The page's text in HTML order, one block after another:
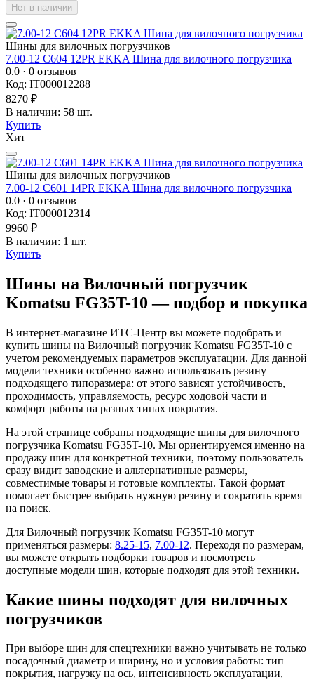
Нет в наличии
Шины для вилочных погрузчиков
7.00-12 C604 12PR EKKA Шина для вилочного погрузчика
0.0 · 0 отзывов
Код: IT000012288
8270 ₽
В наличии: 58 шт.
Купить
Хит
Шины для вилочных погрузчиков
7.00-12 C601 14PR EKKA Шина для вилочного погрузчика
0.0 · 0 отзывов
Код: IT000012314
9960 ₽
В наличии: 1 шт.
Купить
Шины на Вилочный погрузчик
Komatsu FG35T-10 — подбор и покупка
В интернет-магазине ИТС-Центр вы можете подобрать и
купить шины на Вилочный погрузчик Komatsu FG35T-10 с
учетом рекомендуемых параметров эксплуатации. Для данной
модели техники особенно важно использовать резину
подходящего типоразмера: от этого зависят устойчивость,
проходимость, управляемость, ресурс ходовой части и
комфорт работы на разных типах покрытия.
На этой странице собраны подходящие шины для вилочного
погрузчика Komatsu FG35T-10. Мы ориентируемся именно на
продажу шин для конкретной техники, поэтому пользователь
сразу видит заводские и альтернативные размеры,
совместимые товары и готовые комплекты. Такой формат
помогает быстрее выбрать нужную резину и сократить время
на поиск.
Для Вилочный погрузчик Komatsu FG35T-10 могут
применяться размеры: 8.25-15, 7.00-12. Переходя по размерам,
вы можете открыть подборки товаров и посмотреть
доступные модели шин, которые подходят для этой техники.
Какие шины подходят для вилочных
погрузчиков
При выборе шин для спецтехники важно учитывать не только
посадочный диаметр и ширину, но и условия работы: тип
покрытия, нагрузку на ось, интенсивность эксплуатации,